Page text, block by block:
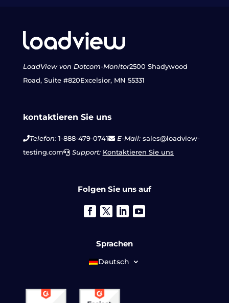
LoadView von Dotcom-Monitor2500 Shadywood
Road, Suite #820Excelsior, MN 55331
kontaktieren Sie uns
Telefon:1-888-479-0741 E-Mail:sales@loadview-
testing.com
Support: Kontaktieren Sie uns
Folgen Sie uns auf
Sprachen
Deutsch